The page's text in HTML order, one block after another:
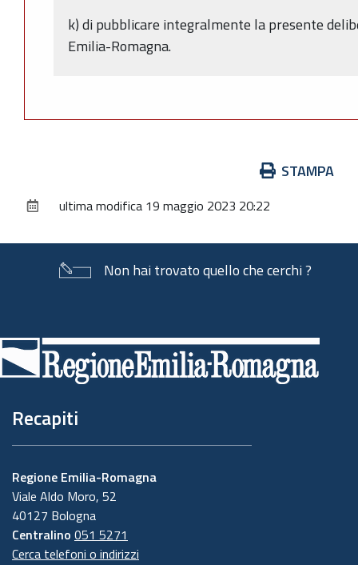
k) di pubblicare integralmente la presente
Emilia-Romagna.
documento
STAMPA
ultima modifica 19 maggio 2023 20:22
Non hai trovato quello che cerchi ?
di
pagina
Recapiti
Regione Emilia-Romagna
Viale Aldo Moro, 52
40127 Bologna
Centralino 051 5271
Cerca telefoni o indirizzi